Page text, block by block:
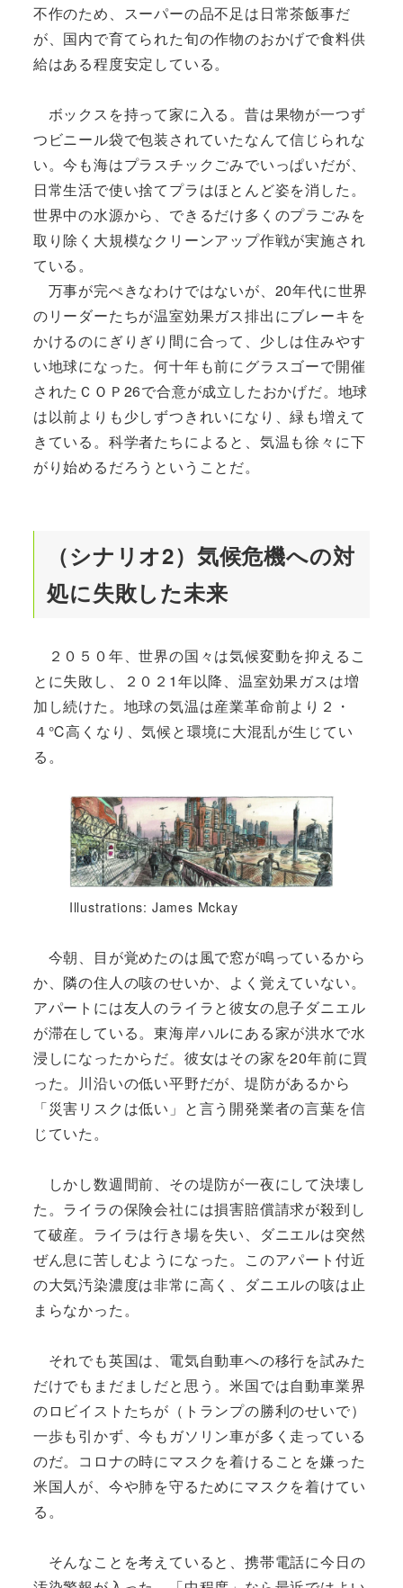
不作のため、スーパーの品不足は日常茶飯事だ
が、国内で育てられた旬の作物のおかげで食料供
給はある程度安定している。
ボックスを持って家に入る。昔は果物が一つず
つビニール袋で包装されていたなんて信じられな
い。今も海はプラスチックごみでいっぱいだが、
日常生活で使い捨てプラはほとんど姿を消した。
世界中の水源から、できるだけ多くのプラごみを
取り除く大規模なクリーンアップ作戦が実施され
ている。
万事が完ぺきなわけではないが、20年代に世界
のリーダーたちが温室効果ガス排出にブレーキを
かけるのにぎりぎり間に合って、少しは住みやす
い地球になった。何十年も前にグラスゴーで開催
されたＣＯＰ26で合意が成立したおかげだ。地球
は以前よりも少しずつきれいになり、緑も増えて
きている。科学者たちによると、気温も徐々に下
がり始めるだろうということだ。
（シナリオ2）気候危機への対
処に失敗した未来
２０５０年、世界の国々は気候変動を抑えるこ
とに失敗し、２０２1年以降、温室効果ガスは増
加し続けた。地球の気温は産業革命前より２・
４℃高くなり、気候と環境に大混乱が生じてい
る。
Illustrations: James Mckay
今朝、目が覚めたのは風で窓が鳴っているから
か、隣の住人の咳のせいか、よく覚えていない。
アパートには友人のライラと彼女の息子ダニエル
が滞在している。東海岸ハルにある家が洪水で水
浸しになったからだ。彼女はその家を20年前に買
った。川沿いの低い平野だが、堤防があるから
「災害リスクは低い」と言う開発業者の言葉を信
じていた。
しかし数週間前、その堤防が一夜にして決壊し
た。ライラの保険会社には損害賠償請求が殺到し
て破産。ライラは行き場を失い、ダニエルは突然
ぜん息に苦しむようになった。このアパート付近
の大気汚染濃度は非常に高く、ダニエルの咳は止
まらなかった。
それでも英国は、電気自動車への移行を試みた
だけでもまだましだと思う。米国では自動車業界
のロビイストたちが（トランプの勝利のせいで）
一歩も引かず、今もガソリン車が多く走っている
のだ。コロナの時にマスクを着けることを嫌った
米国人が、今や肺を守るためにマスクを着けてい
る。
そんなことを考えていると、携帯電話に今日の